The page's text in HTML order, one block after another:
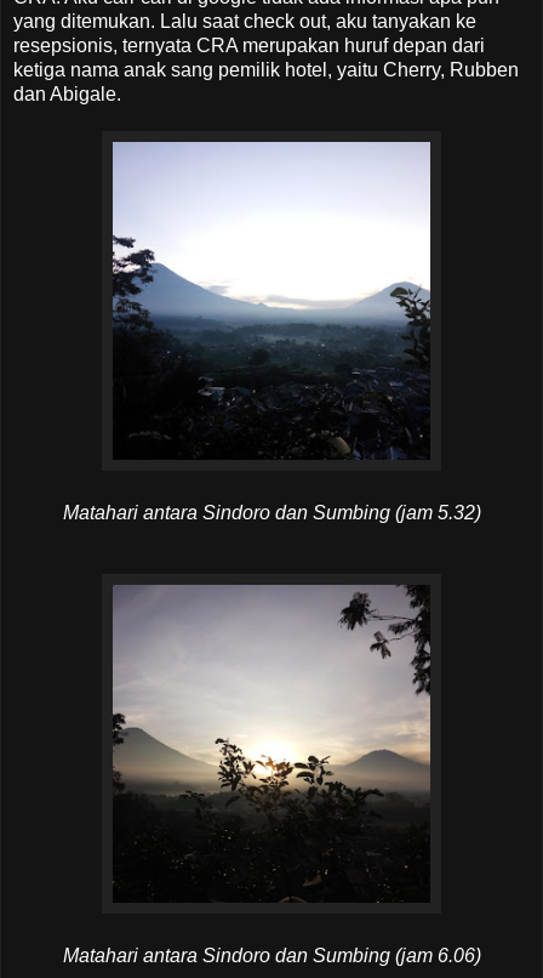
yang ditemukan. Lalu saat check out, aku tanyakan ke
resepsionis, ternyata CRA merupakan huruf depan dari
ketiga nama anak sang pemilik hotel, yaitu Cherry, Rubben
dan Abigale.
Matahari antara Sindoro dan Sumbing (jam 5.32)
Matahari antara Sindoro dan Sumbing (jam 6.06)